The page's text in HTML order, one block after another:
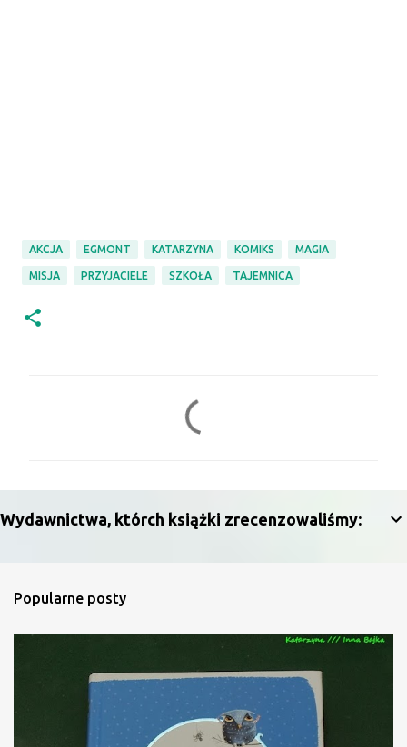
AKCJA EGMONT KATARZYNA KOMIKS MAGIA
MISJA PRZYJACIELE SZKOŁA TAJEMNICA
t
z
e
Wydawnictwa, którch książki zrecenzowaliśmy:
Popularne posty